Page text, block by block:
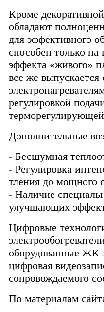
Кроме
обладают
для эффективного
способен только на
эффекта «живого»
все же
регулировкой
Дополнительные
- Бесшумная
- Регулировка
тления до мощного
- Наличие
улучшающих
Цифровые
оборудованные ЖК
цифровая
сопровождаемого
По материалам